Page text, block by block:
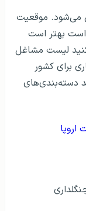
می‌شود. موقعیت
اعلام شده است بهتر است
لیست مشاغل
برای کشور
دسته‌بندی‌های
اروپا